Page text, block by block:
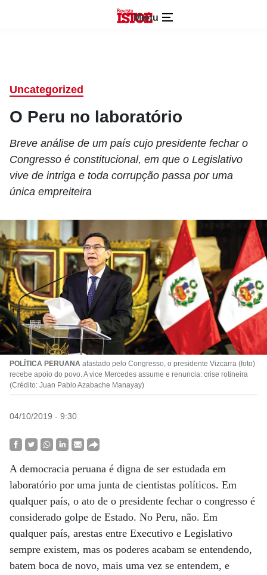
Menu
Uncategorized
O Peru no laboratório
Breve análise de um país cujo presidente fechar o
Congresso é constitucional, em que o Legislativo
vive de intriga e toda corrupção passa por uma
única empreiteira
POLÍTICA PERUANA afastado pelo Congresso, o presidente Vizcarra (foto)
recebe apoio do povo. A vice Mercedes assume e renuncia: crise rotineira
(Crédito: Juan Pablo Azabache Manayay)
04/10/2019 - 9:30
A democracia peruana é digna de ser estudada em
laboratório por uma junta de cientistas políticos. Em
qualquer país, o ato de o presidente fechar o congresso é
considerado golpe de Estado. No Peru, não. Em
qualquer país, arestas entre Executivo e Legislativo
sempre existem, mas os poderes acabam se entendendo,
batem boca de novo, mais uma vez se entendem, e